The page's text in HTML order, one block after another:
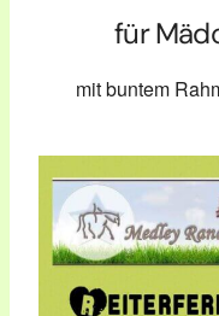
für
mit buntem